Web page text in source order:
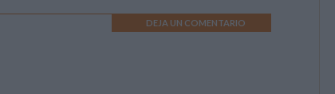
DEJA UN COMENTARIO